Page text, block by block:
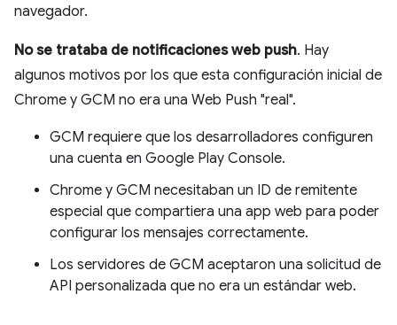
navegador.
No se trataba de notificaciones web push. Hay
algunos motivos por los que esta configuración inicial de
Chrome y GCM no era una Web Push "real".
GCM requiere que los desarrolladores configuren
una cuenta en Google Play Console.
Chrome y GCM necesitaban un ID de remitente
especial que compartiera una app web para poder
configurar los mensajes correctamente.
Los servidores de GCM aceptaron una solicitud de
API personalizada que no era un estándar web.